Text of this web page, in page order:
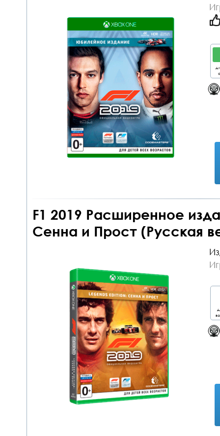
F1 2019 Расширенное
Сенна и Прост (Русская